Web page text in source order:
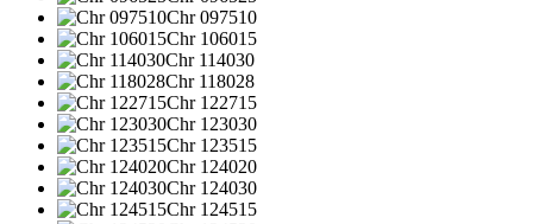
Chr 097510
Chr 106015
Chr 114030
Chr 118028
Chr 122715
Chr 123030
Chr 123515
Chr 124020
Chr 124030
Chr 124515